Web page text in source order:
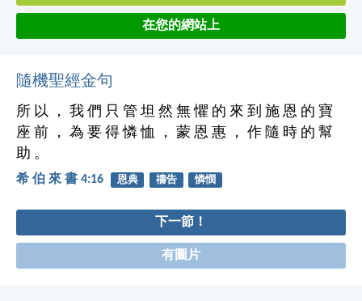
在您的網站上
隨機聖經金句
所 以 ， 我 們 只 管 坦 然 無 懼 的 來 到 施 恩 的 寶
座 前 ， 為 要 得 憐 恤 ， 蒙 恩 惠 ， 作 隨 時 的 幫
助 。
希 伯 來 書 4:16 恩典 禱告 憐憫
下一節！
有圖片